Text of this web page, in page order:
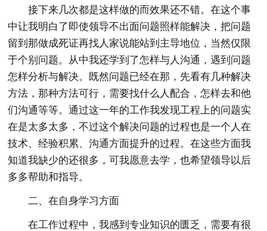
接下来几次都是这样做的而效果还不错。在这个事
中让我明白了即使领导不出面问题照样能解决，把问题
留到那做成死证再找人家说能站到主导地位，当然仅限
于个别问题。从中我还学到了怎样与人沟通，遇到问题
怎样分析与解决。既然问题已经在那，先看有几种解决
方法，那种方法可行，需要找什么人配合，怎样去和他
们沟通等等。通过这一年的工作我发现工程上的问题实
在是太多太多，不过这个解决问题的过程也是一个人在
技术、经验积累、沟通方面提升的过程。在这些方面我
知道我缺少的还很多，可我愿意去学，也希望领导以后
多多帮助和指导。
二、在自身学习方面
在工作过程中，我感到专业知识的匮乏，需要有很